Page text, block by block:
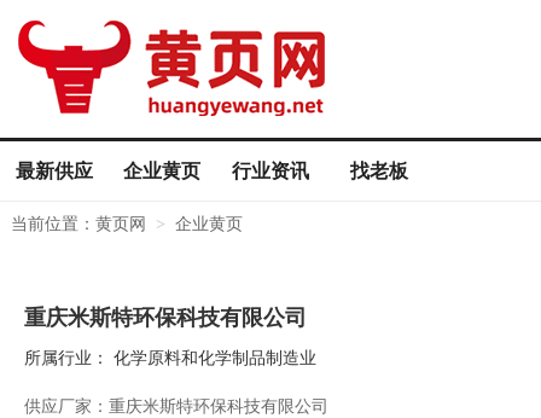
最新供应 企业黄页 行业资讯 找老板
当前位置： 黄页网 > 企业黄页
重庆米斯特环保科技有限公司
所属行业： 化学原料和化学制品制造业
供应厂家： 重庆米斯特环保科技有限公司